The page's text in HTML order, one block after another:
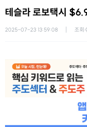
테슬라 로보택시
2025-07-23 13:59:08 조회